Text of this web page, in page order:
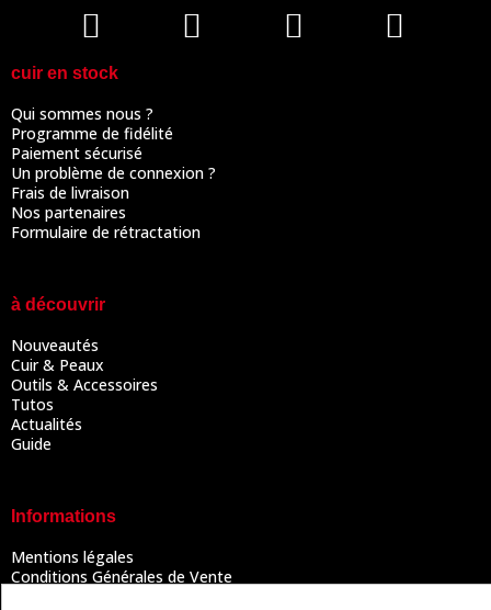
cuir en stock
Qui sommes nous ?
Programme de fidélité
Paiement sécurisé
Un problème de connexion ?
Frais de livraison
Nos partenaires
Formulaire de rétractation
à découvrir
Nouveautés
Cuir & Peaux
Outils & Accessoires
Tutos
Actualités
Guide
Informations
Mentions légales
Conditions Générales de Vente